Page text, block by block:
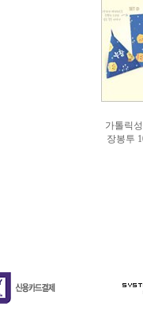
가톨릭
장봉투